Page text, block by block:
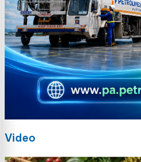
Video